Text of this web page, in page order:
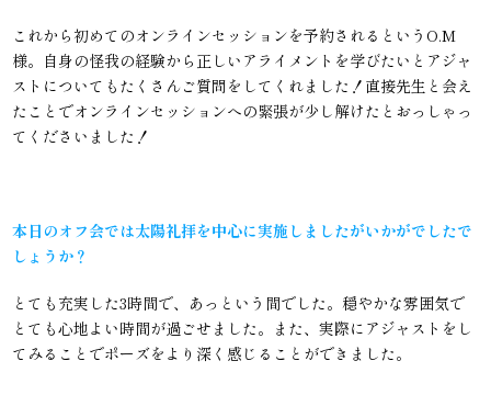
これから初めてのオンラインセッションを予約されるというO.M
様。自身の怪我の経験から正しいアライメントを学びたいとアジャ
ストについてもたくさんご質問をしてくれました！直接先生と会え
たことでオンラインセッションへの緊張が少し解けたとおっしゃっ
てくださいました！
本日のオフ会では太陽礼拝を中心に実施しましたがいかがでしたで
しょうか？
とても充実した3時間で、あっという間でした。穏やかな雰囲気で
とても心地よい時間が過ごせました。また、実際にアジャストをし
てみることでポーズをより深く感じることができました。